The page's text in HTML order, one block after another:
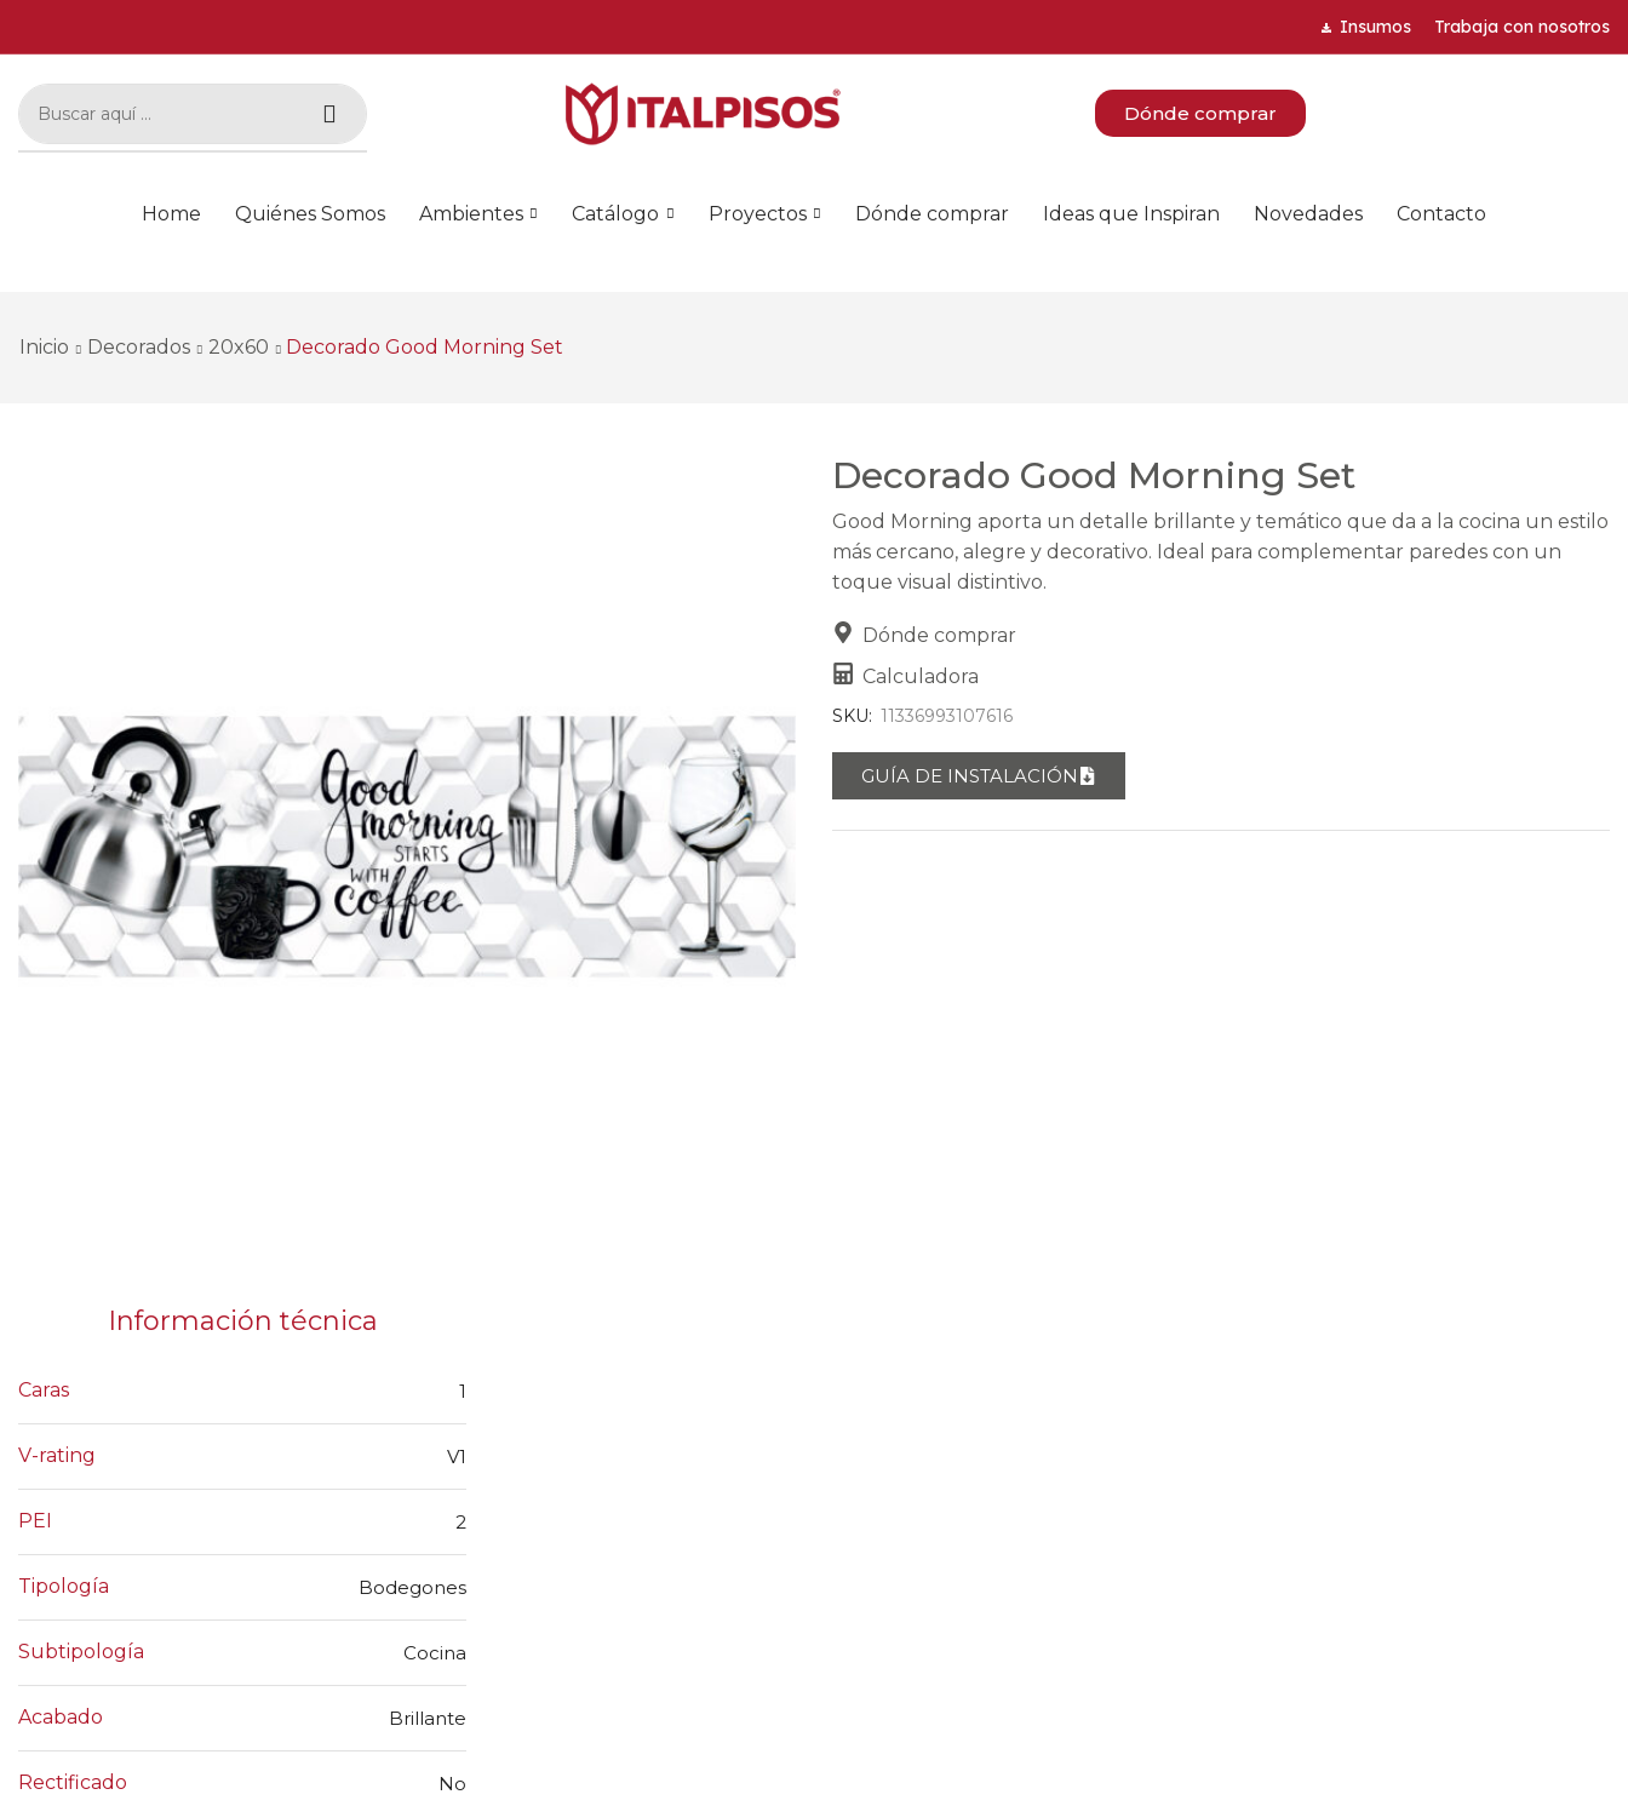
Insumos Trabaja con nosotros
Dónde comprar
Home Quiénes Somos Ambientes Catálogo Proyectos Dónde comprar Ideas que Inspiran Novedades Contacto
Inicio Decorados 20x60 Decorado Good Morning Set
Decorado Good Morning Set
Good Morning aporta un detalle brillante y temático que da a la cocina un estilo
más cercano, alegre y decorativo. Ideal para complementar paredes con un
toque visual distintivo.
Dónde comprar
Calculadora
SKU: 11336993107616
GUÍA DE INSTALACIÓN
Información técnica
Caras 1
V-rating V1
PEI 2
Tipología Bodegones
Subtipología Cocina
Acabado Brillante
Rectificado No